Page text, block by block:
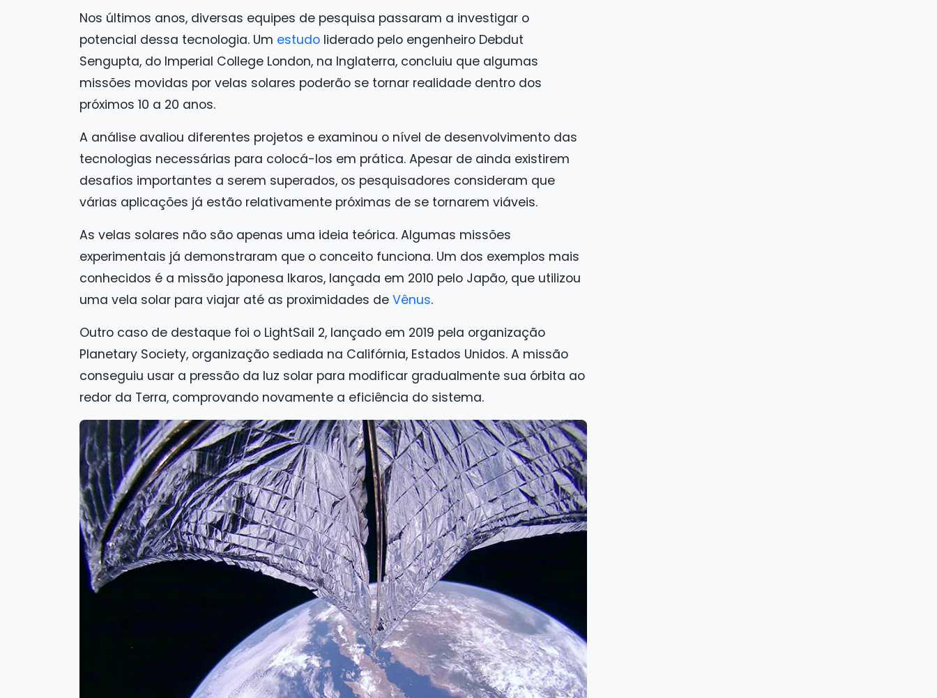
Nos últimos anos, diversas equipes de pesquisa passaram a investigar o
potencial dessa tecnologia. Um estudo liderado pelo engenheiro Debdut
Sengupta, do Imperial College London, na Inglaterra, concluiu que algumas
missões movidas por velas solares poderão se tornar realidade dentro dos
próximos 10 a 20 anos.
A análise avaliou diferentes projetos e examinou o nível de desenvolvimento das
tecnologias necessárias para colocá-los em prática. Apesar de ainda existirem
desafios importantes a serem superados, os pesquisadores consideram que
várias aplicações já estão relativamente próximas de se tornarem viáveis.
As velas solares não são apenas uma ideia teórica. Algumas missões
experimentais já demonstraram que o conceito funciona. Um dos exemplos mais
conhecidos é a missão japonesa Ikaros, lançada em 2010 pelo Japão, que utilizou
uma vela solar para viajar até as proximidades de Vênus.
Outro caso de destaque foi o LightSail 2, lançado em 2019 pela organização
Planetary Society, organização sediada na Califórnia, Estados Unidos. A missão
conseguiu usar a pressão da luz solar para modificar gradualmente sua órbita ao
redor da Terra, comprovando novamente a eficiência do sistema.